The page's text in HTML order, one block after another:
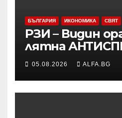
БЪЛГАРИЯ ИКОНОМИКА СВЯТ
РЗИ – Видин
лятна
кампания с
анонимни
05.08.2026 ALFA.BG